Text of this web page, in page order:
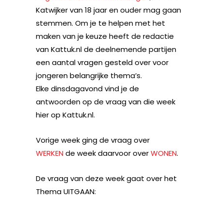
Katwijker van 18 jaar en ouder mag gaan
stemmen. Om je te helpen met het
maken van je keuze heeft de redactie
van Kattuk.nl de deelnemende partijen
een aantal vragen gesteld over voor
jongeren belangrijke thema’s.
Elke dinsdagavond vind je de
antwoorden op de vraag van die week
hier op Kattuk.nl.
Vorige week ging de vraag over
WERKEN de week daarvoor overWONEN.
De vraag van deze week gaat over het
Thema UITGAAN: